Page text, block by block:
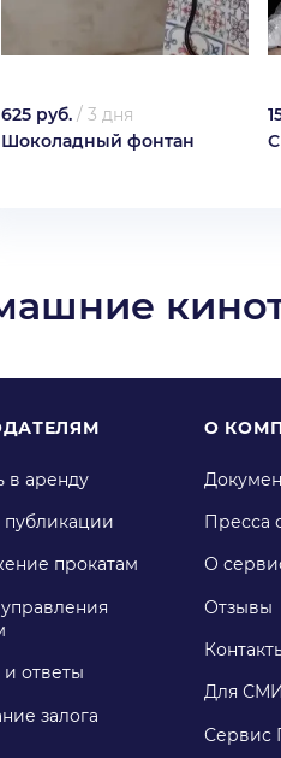
625 руб. / 3 дня
Шоколадный фонтан
в аренду
прокатам
ответы
залога
О
Пресса
О
Отзывы
Для СМИ
Сервис